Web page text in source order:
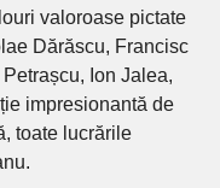
valoroase pictate
Dărăscu, Francisc
Ion Jalea,
impresionantă de
toate lucrările